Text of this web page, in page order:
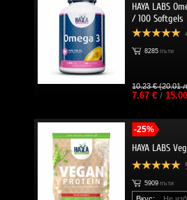
HAYA LABS
/ 100 Softgels
8285 пъти
10.23 € (20.01
7.67 €/
-25%
HAYA LABS
5909 пъти